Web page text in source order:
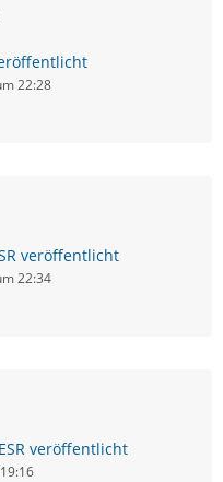
22:28
veröffentlicht
22:34
veröffentlicht